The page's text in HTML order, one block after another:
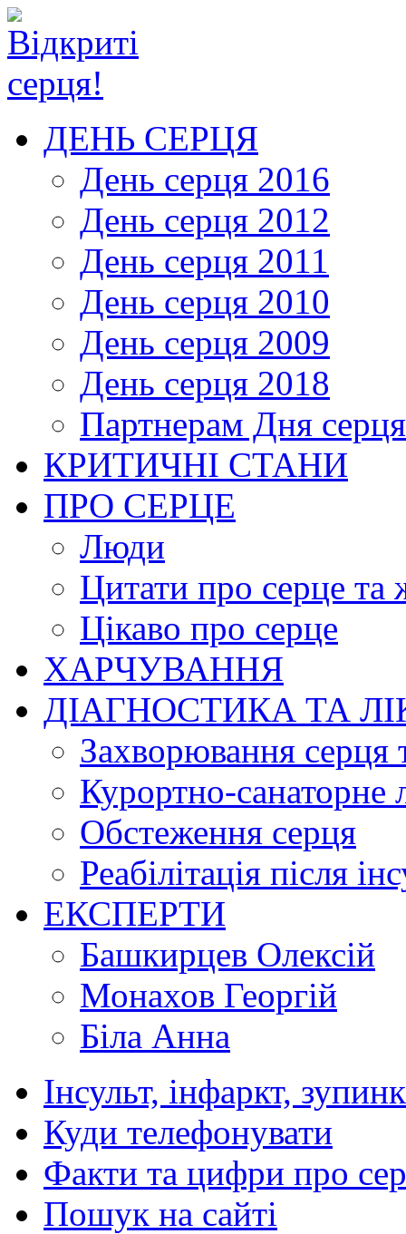
ДЕНЬ СЕРЦЯ
День серця 2016
День серця 2012
День серця 2011
День серця 2010
День серця 2009
День серця 2018
Партнерам Дня серця
КРИТИЧНІ СТАНИ
ПРО СЕРЦЕ
Люди
Цитати про серце та
Цікаво про серце
ХАРЧУВАННЯ
ДІАГНОСТИКА ТА
Захворювання серця
Курортно-cанаторне
Обстеження серця
Реабілітація після
ЕКСПЕРТИ
Башкирцев Олексій
Монахов Георгій
Біла Анна
Інсульт, інфаркт,
Куди телефонувати
Факти та цифри про
Пошук на сайті